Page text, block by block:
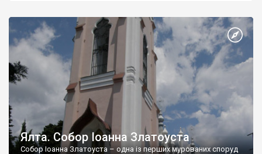
Ялта. Собор Іоанна Златоуста
Собор Іоанна Златоуста – одна із перших мурованих споруд